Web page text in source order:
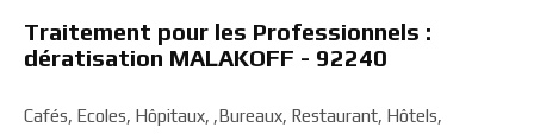
Traitement pour les Professionnels :
dératisation MALAKOFF - 92240
Cafés, Ecoles, Hôpitaux, ,Bureaux, Restaurant, Hôtels,